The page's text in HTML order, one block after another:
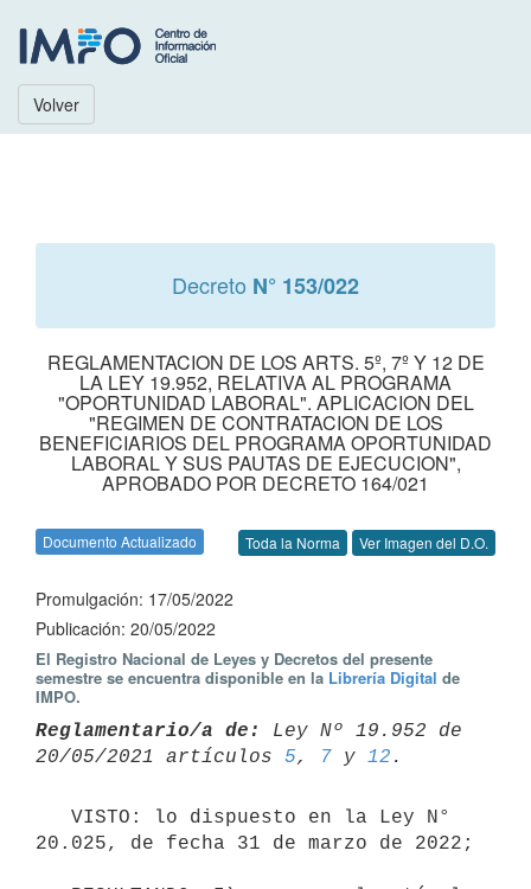
Volver
Decreto N° 153/022
REGLAMENTACION DE LOS ARTS. 5º, 7º Y 12 DE
LA LEY 19.952, RELATIVA AL PROGRAMA
"OPORTUNIDAD LABORAL". APLICACION DEL
"REGIMEN DE CONTRATACION DE LOS
BENEFICIARIOS DEL PROGRAMA OPORTUNIDAD
LABORAL Y SUS PAUTAS DE EJECUCION",
APROBADO POR DECRETO 164/021
Documento Actualizado Toda la Norma Ver Imagen del D.O.
Promulgación: 17/05/2022
Publicación: 20/05/2022
El Registro Nacional de Leyes y Decretos del presente
semestre se encuentra disponible en la Librería Digital de
IMPO.
Reglamentario/a de:
Ley Nº 19.952 de
20/05/2021 artículos 5, 7 y 12
20.025, de fecha 31 de marzo de 2022;